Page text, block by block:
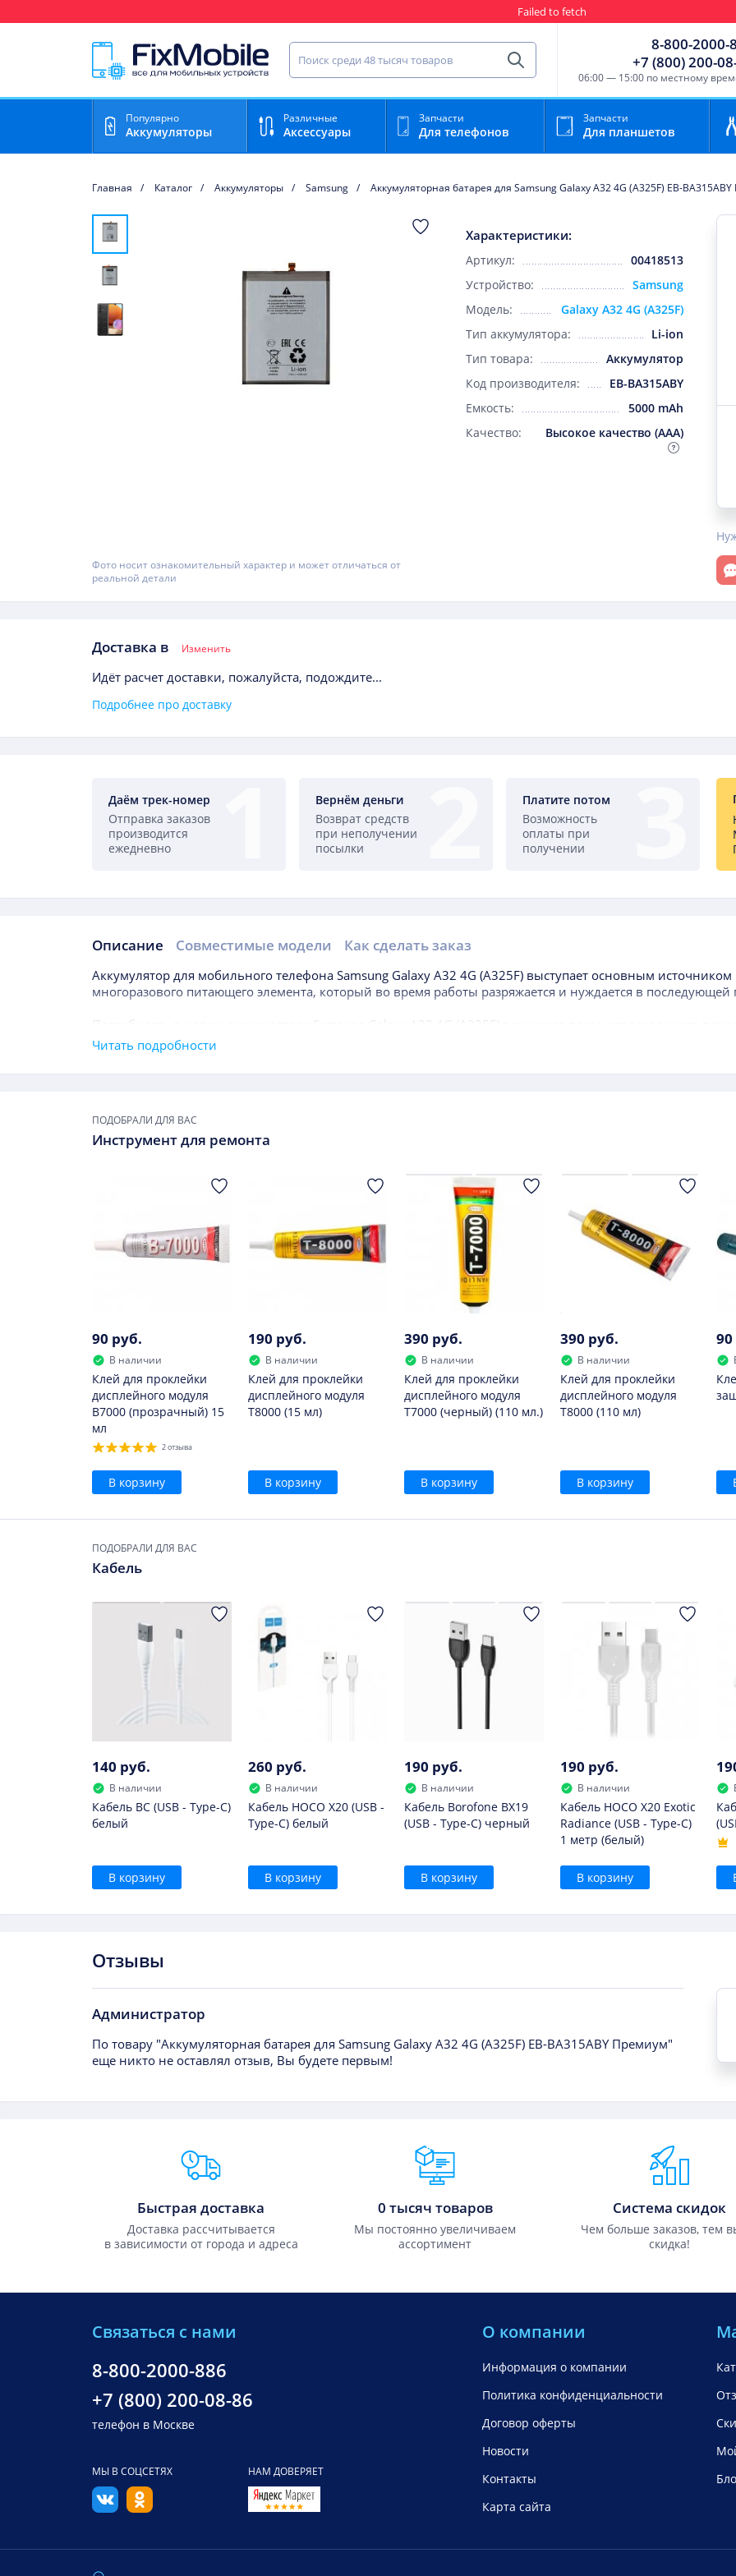
Failed to fetch
Найти запчасть для мобильного устройства
Найти
8-800-2000-
+7 (800) 200-
06:00 — 15:00 по местному
Популярно
Аккумуляторы
Различные
Аксессуары
Запчасти
Для телефонов
Запчасти
Для планшетов
Главная Каталог Аккумуляторы Samsung Аккумуляторная батарея для Samsung Galaxy A32 4G (A325F) EB-
Фото носит ознакомительный характер и может отличаться от
реальной детали
Характеристики:
Артикул:
00418513
Устройство:
Samsung
Модель:
Galaxy A32 4G (A325F)
Тип аккумулятора:
Li-ion
Тип товара:
Аккумулятор
Код производителя:
EB-BA315ABY
Емкость:
5000 mAh
Качество:
Высокое качество (AAA)
Доставка в Изменить
Идёт расчет доставки, пожалуйста, подождите...
Подробнее про доставку
Даём трек-номер
Отправка заказов
производится
ежедневно
Вернём деньги
Возврат средств
при неполучении
посылки
Платите потом
Возможность
оплаты при
получении
Описание Совместимые модели Как сделать заказ
Описание
Аккумулятор для мобильного телефона Samsung Galaxy A32 4G (A325F) выступает основным
многоразового питающего элемента, который во время работы разряжается и нуждается в последующей
Потребность в новом аккумуляторе
возникает после определенного
может произойти даже в течение года после покупки гаджета, когда аккумуляторная батарея,
Как правило, продолжительность срока службы батареи значительно меньше, чем самого аппарата.
товар высокого качество (AAA)
он быстро разряжается;
В дальнейшем использовать такой элемент не рекомендуется.
Читать подробности
ПОДОБРАЛИ ДЛЯ ВАС
Инструмент для ремонта
90 руб.
В наличии
Клей для проклейки
дисплейного модуля
B7000 (прозрачный) 15
мл
2 отзыва
В корзину
190 руб.
В наличии
Клей для проклейки
дисплейного модуля
T8000 (15 мл)
В корзину
390 руб.
В наличии
Клей для проклейки
дисплейного модуля
T7000 (черный) (110 мл.)
В корзину
390 руб.
В наличии
Клей для проклейки
дисплейного модуля
T8000 (110 мл)
В корзину
ПОДОБРАЛИ ДЛЯ ВАС
Кабель
140 руб.
В наличии
Кабель BC (USB - Type-C)
белый
В корзину
260 руб.
В наличии
Кабель HOCO X20 (USB -
Type-C) белый
В корзину
190 руб.
В наличии
Кабель Borofone BX19
(USB - Type-C) черный
В корзину
190 руб.
В наличии
Кабель HOCO X20 Exotic
Radiance (USB - Type-C)
1 метр (белый)
В корзину
Отзывы
Администратор
По товару "Аккумуляторная батарея для Samsung Galaxy A32 4G (A325F) EB-BA315ABY Премиум"
еще никто не оставлял отзыв, Вы будете первым!
Преимущества Fixmobile
Быстрая доставка
Доставка рассчитывается
в зависимости от города и адреса
0 тысяч товаров
Мы постоянно увеличиваем
ассортимент
Система скидок
Чем больше заказов, тем
скидка!
Связаться с нами
8-800-2000-886
+7 (800) 200-08-86
телефон в Москве
МЫ В СОЦСЕТЯХ НАМ ДОВЕРЯЕТ
О компании
Информация о компании
Политика конфиденциальности
Договор оферты
Новости
Контакты
Карта сайта